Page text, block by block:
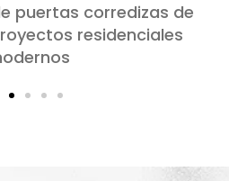
de aluminio para
Comodidad, Estilo, y